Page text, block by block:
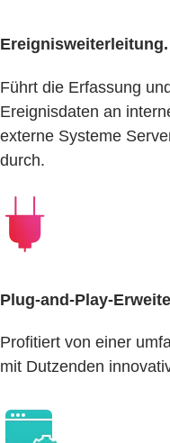
Ereignisweiterleitung.
Führt die Erfassung
Ereignisdaten an
externe Systeme
durch.
Plug-and-Play-
Profitiert von einer
mit Dutzenden